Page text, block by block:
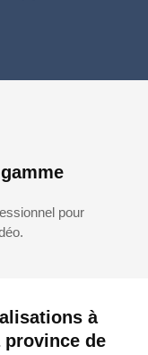
à
province de
pour